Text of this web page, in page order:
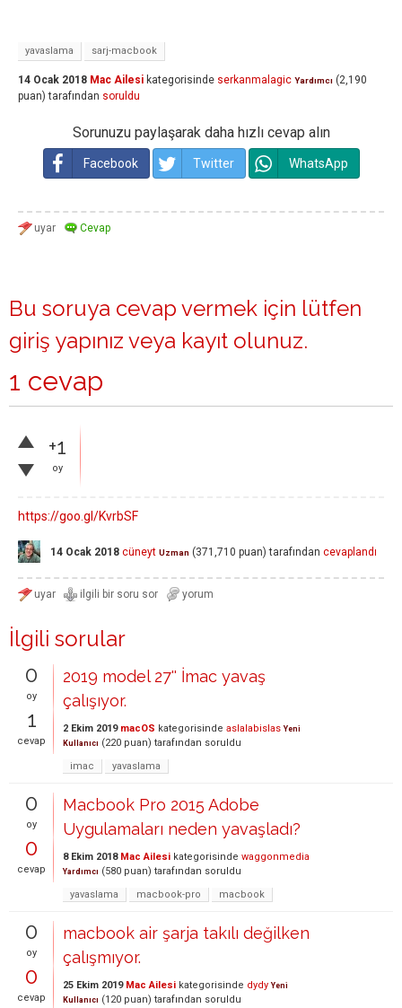
yavaslama sarj-macbook
14 Ocak 2018 Mac Ailesi kategorisinde serkanmalagic Yardımcı (2,190
puan) tarafından soruldu
Sorunuzu paylaşarak daha hızlı cevap alın
Facebook Twitter WhatsApp
Bu soruya cevap vermek için lütfen
giriş yapınız veya kayıt olunuz.
1 cevap
+1
oy
https://goo.gl/KvrbSF
14 Ocak 2018 cüneyt Uzman (371,710 puan) tarafından cevaplandı
İlgili sorular
0
oy
1
cevap
2019 model 27'' İmac yavaş
çalışıyor.
2 Ekim 2019 macOS kategorisinde aslalabislas Yeni
Kullanıcı (220 puan) tarafından soruldu
imac
yavaslama
0
oy
0
cevap
Macbook Pro 2015 Adobe
Uygulamaları neden yavaşladı?
8 Ekim 2018 Mac Ailesi kategorisinde waggonmedia
Yardımcı (580 puan) tarafından soruldu
yavaslama
macbook-pro macbook
0
oy
0
cevap
macbook air şarja takılı değilken
çalışmıyor.
25 Ekim 2019 Mac Ailesi kategorisinde dydy Yeni
Kullanıcı (120 puan) tarafından soruldu